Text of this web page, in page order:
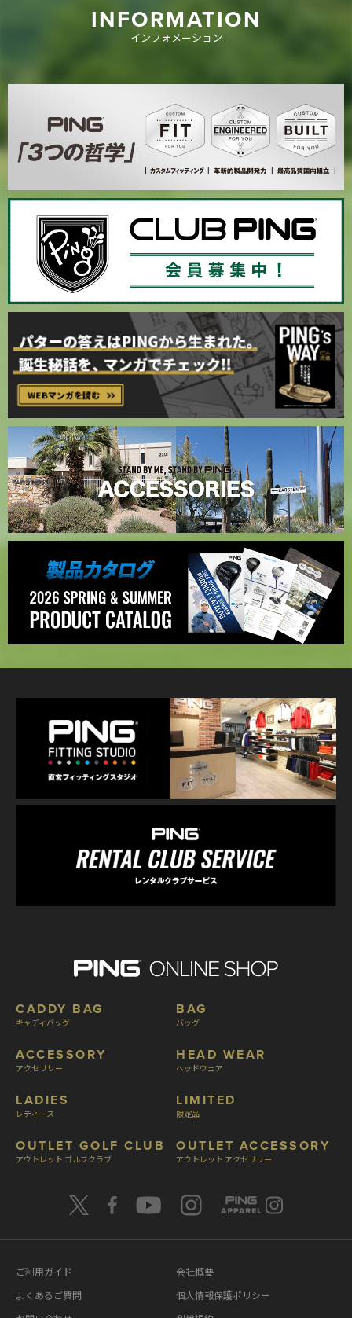
INFORMATION
インフォメーション
CADDY BAG
キャディバッグ
ACCESSORY
アクセサリー
LADIES
レディース
OUTLET GOLF CLUB
アウトレット ゴルフクラブ
BAG
バッグ
HEAD WEAR
ヘッドウェア
LIMITED
限定品
OUTLET ACCESSORY
アウトレット アクセサリー
ご利用ガイド
よくあるご質問
会社概要
個人情報保護ポリシー